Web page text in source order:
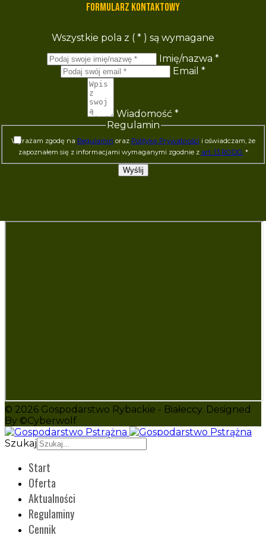
Formularz kontaktowy
Wszystkie pola z ( * ) są wymagane
Imię/nazwa *
Email *
Wiadomość *
Regulamin
Wyrażam zgodę na Regulamin oraz Politykę Prywatności
zapoznałem się z informacjami wymaganymi zgodnie z art. 13 RODO. *
Wyślij
© 2026 Gospodarstwo Rybackie - Białeccy. Designed
By ©Cyberwolf
Szukaj
Start
Oferta
Aktualności
Regulaminy
Cennik